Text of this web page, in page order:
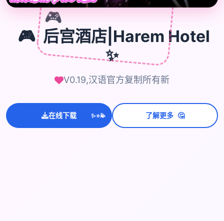
🎮
🎮 后宫酒店|Harem Hotel
✨
V0.19,汉语官方复制所有新
在线下载 ✨
⭐
💫 了解更多 🤔